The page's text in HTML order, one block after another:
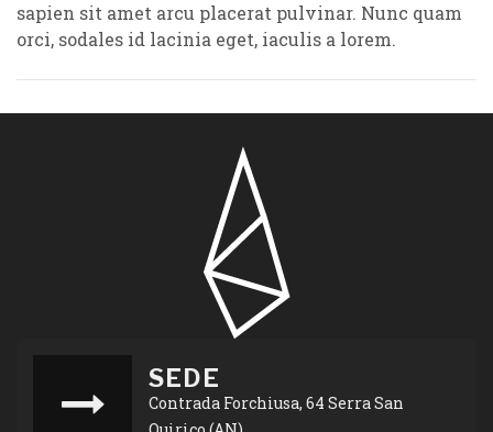
sapien sit amet arcu placerat pulvinar. Nunc quam
orci, sodales id lacinia eget, iaculis a lorem.
SEDE
Contrada Forchiusa, 64 Serra San